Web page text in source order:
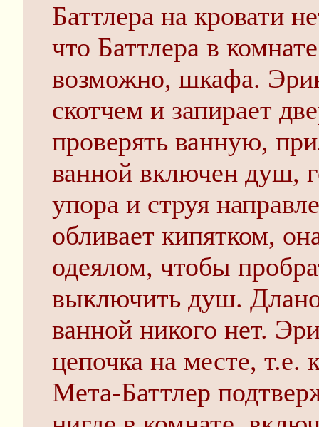
Баттлера на кровати
что Баттлера в
возможно, шкафа.
скотчем и запирает
проверять ванную,
ванной включен душ,
упора и струя
обливает кипятком,
одеялом, чтобы
выключить душ.
ванной никого нет.
цепочка на месте, т.е.
Мета-Баттлер